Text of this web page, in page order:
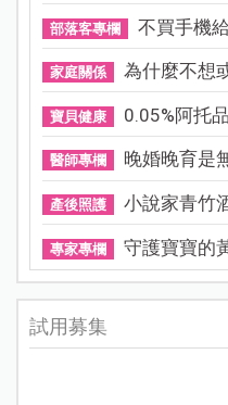
部落客專欄 不買手機
家庭關係 為什麼不想
寶貝健康 0.05%阿托
醫師專欄 晚婚晚育是
產後照護 小說家青竹
專家專欄 守護寶寶的
試用募集